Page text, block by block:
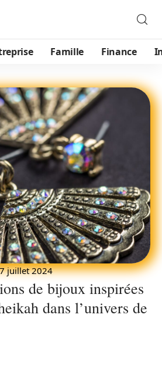
Famille Finance
juillet 2024
de bijoux inspirées
dans l’univers de